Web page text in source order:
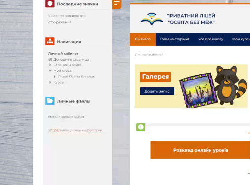
відео